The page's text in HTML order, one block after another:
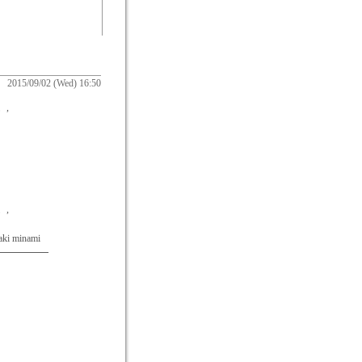
2015/09/02 (Wed) 16:50
,
,